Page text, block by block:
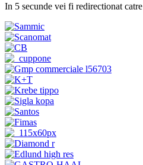
In 5 secunde vei fi redirectionat catre